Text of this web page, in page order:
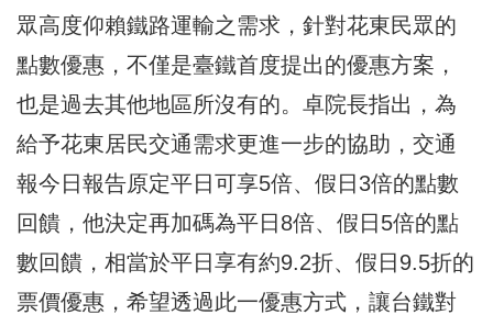
眾高度仰賴鐵路運輸之需求，針對花東民眾的
點數優惠，不僅是臺鐵首度提出的優惠方案，
也是過去其他地區所沒有的。卓院長指出，為
給予花東居民交通需求更進一步的協助，交通
報今日報告原定平日可享5倍、假日3倍的點數
回饋，他決定再加碼為平日8倍、假日5倍的點
數回饋，相當於平日享有約9.2折、假日9.5折的
票價優惠，希望透過此一優惠方式，讓台鐵對